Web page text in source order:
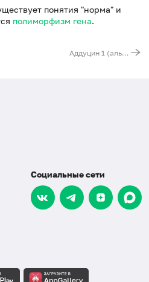
понятия "норма" и
полиморфизм гена.
Аддуцин 1 (альфа) (ADD1). Выявление мутации G1378T (Gly460Trp)
Социальные сети